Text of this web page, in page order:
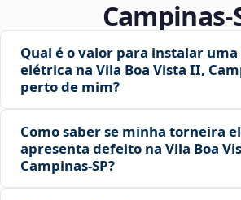
Qual é o valor para instalar
elétrica na Vila Boa Vista II,
perto de mim?
Como saber se minha torneira
apresenta defeito na Vila Boa
Campinas‑SP?